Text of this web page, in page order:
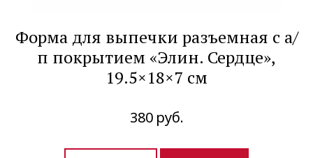
Форма для выпечки разъемная с а/
п покрытием «Элин. Сердце»,
19.5×18×7 см
380 руб.